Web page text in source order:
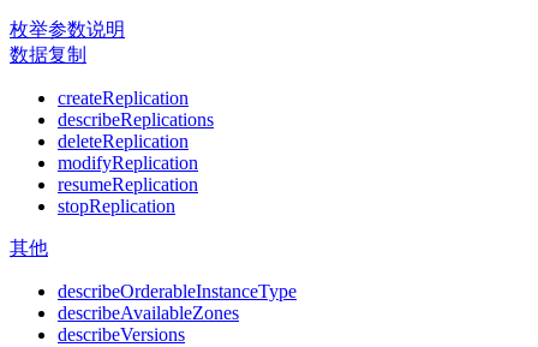
枚举参数说明
数据复制
createReplication
describeReplications
deleteReplication
modifyReplication
resumeReplication
stopReplication
其他
describeOrderableInstanceType
describeAvailableZones
describeVersions